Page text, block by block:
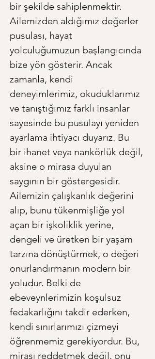
bir şekilde sahiplenmektir.
Ailemizden aldığımız değerler
pusulası, hayat
yolculuğumuzun başlangıcında
bize yön gösterir. Ancak
zamanla, kendi
deneyimlerimiz, okuduklarımız
ve tanıştığımız farklı insanlar
sayesinde bu pusulayı yeniden
ayarlama ihtiyacı duyarız. Bu
bir ihanet veya nankörlük değil,
aksine o mirasa duyulan
saygının bir göstergesidir.
Ailemizin çalışkanlık değerini
alıp, bunu tükenmişliğe yol
açan bir işkoliklik yerine,
dengeli ve üretken bir yaşam
tarzına dönüştürmek, o değeri
onurlandırmanın modern bir
yoludur. Belki de
ebeveynlerimizin koşulsuz
fedakarlığını takdir ederken,
kendi sınırlarımızı çizmeyi
öğrenmemiz gerekiyordur. Bu,
mirası reddetmek değil, onu